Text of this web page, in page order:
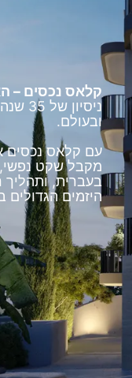
קלאס נכסים –
ובעולם.
עם קלאס נכסים
מקבל שקט נפשי,
בעברית,
היזמים הגדולים